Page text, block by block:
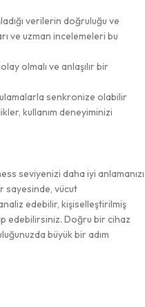
verilerin doğruluğu ve
ve uzman incelemeleri bu
olmalı ve anlaşılır bir
senkronize olabilir
kullanım deneyiminizi
seviyenizi daha iyi anlamanızı
sayesinde, vücut
edebilir, kişiselleştirilmiş
edebilirsiniz. Doğru bir cihaz
büyük bir adım